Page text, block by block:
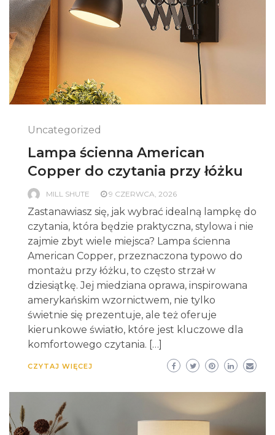
Uncategorized
Lampa ścienna American
Copper do czytania przy łóżku
MILL SHUTE 9 CZERWCA, 2026
Zastanawiasz się, jak wybrać idealną lampkę do
czytania, która będzie praktyczna, stylowa i nie
zajmie zbyt wiele miejsca? Lampa ścienna
American Copper, przeznaczona typowo do
montażu przy łóżku, to często strzał w
dziesiątkę. Jej miedziana oprawa, inspirowana
amerykańskim wzornictwem, nie tylko
świetnie się prezentuje, ale też oferuje
kierunkowe światło, które jest kluczowe dla
komfortowego czytania. […]
CZYTAJ WIĘCEJ